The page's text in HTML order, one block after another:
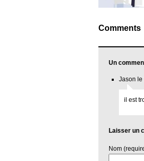
Comments
Un
Jason le
il est
Laisser un
Nom